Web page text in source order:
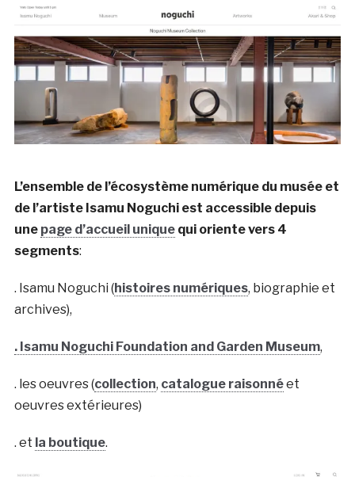
L’ensemble de l’écosystème numérique du musée et
de l’artiste Isamu Noguchi est accessible depuis
une page d’accueil uniquequi oriente vers 4
segments:
. Isamu Noguchi (histoires numériques, biographie et
archives),
. Isamu Noguchi Foundation and Garden Museum,
. les oeuvres (collection, catalogue raisonnéet
oeuvres extérieures)
. et la boutique.